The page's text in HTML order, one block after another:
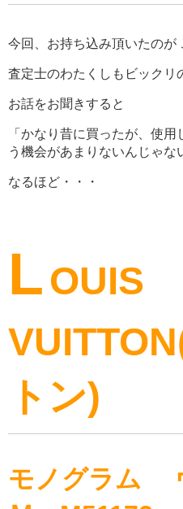
今回、お持ち込み頂いたのが
査定士のわたくしもビックリ
お話をお聞きすると
「かなり昔に買ったが、使
う機会があまりないんじゃな
なるほど・・・
L OUIS
トン)
モノグラム